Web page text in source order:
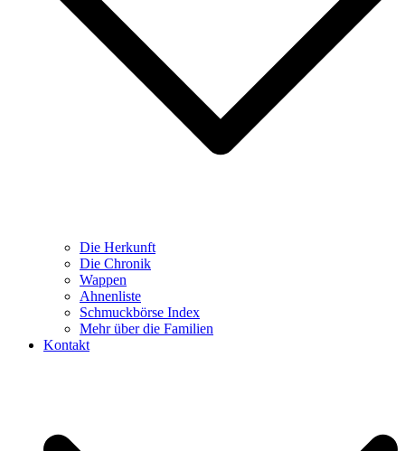
Die Herkunft
Die Chronik
Wappen
Ahnenliste
Schmuckbörse Index
Mehr über die Familien
Kontakt